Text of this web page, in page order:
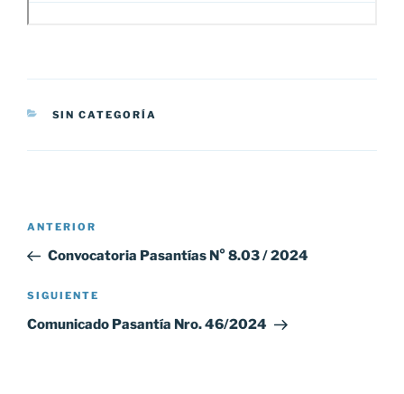
CATEGORÍAS
SIN CATEGORÍA
Navegación
entradas
Entrada
anterior:
ANTERIOR
Convocatoria Pasantías N° 8.03 / 2024
Siguiente
entrada
SIGUIENTE
Comunicado Pasantía Nro. 46/2024